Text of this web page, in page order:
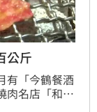
公斤
有「今鶴餐酒
肉名店「和牛